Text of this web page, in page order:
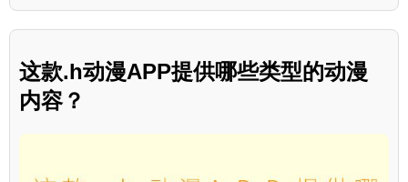
这款.h动漫APP提供哪些类型的动漫
内容？